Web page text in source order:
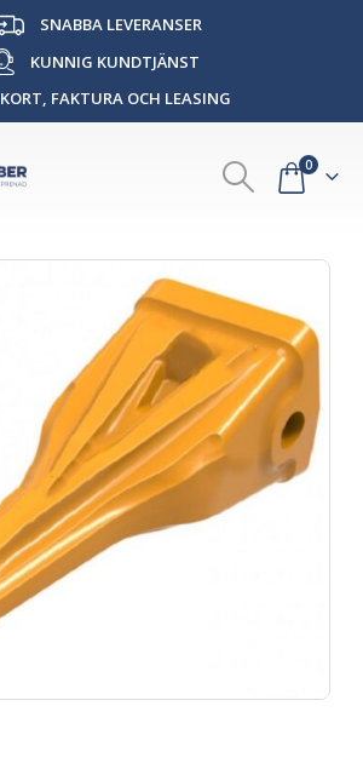
SNABBA LEVERANSER
KUNNIG KUNDTJÄNST
KORT, FAKTURA OCH LEASING
0